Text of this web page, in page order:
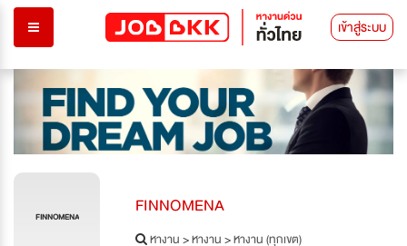
เข้าสู่ระบบ
FINNOMENA FINNOMENA
หางาน>หางาน>หางาน (ทุกเขต)